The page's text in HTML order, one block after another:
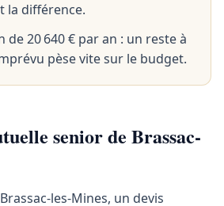
la différence.
de 20 640 € par an : un reste à
pèse vite sur le budget.
senior de Brassac-
les-Mines, un devis